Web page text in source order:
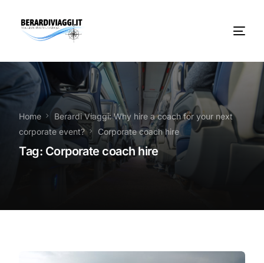
Home
Berardi Viaggi: Why hire a coach for your next
corporate event?
Corporate coach hire
Tag: Corporate coach hire
Chi Siamo
Noleggio
Autobus servizi
Vacanze Viaggi Frosinone